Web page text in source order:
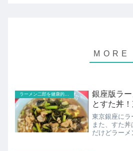
ラーメン二郎を健康的なジロリアンが食べる
銀座版ラ
とすた丼
東京銀座にラ
また、すた丼
だけどラーメ